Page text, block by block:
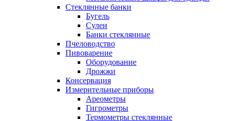
Стеклянные банки
Бугель
Сулеи
Банки стеклянные
Пчеловодство
Пивоварение
Оборудование
Дрожжи
Консервация
Измерительные приборы
Ареометры
Гигрометры
Термометры стеклянные